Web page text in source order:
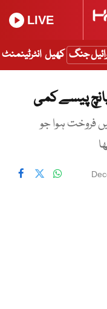
LIVE
جنگ کھیل انٹرٹینمنٹ
پیسے کمی
154.95 روپے میں فروخت ہوا جو